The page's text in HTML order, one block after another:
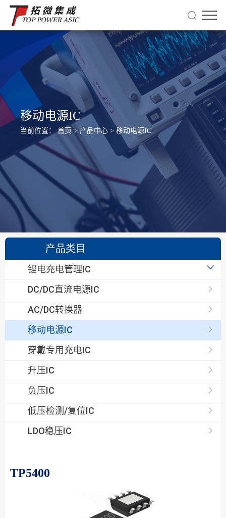
移动电源IC
当前位置：首页>产品中心 > 移动电源IC
产品类目
锂电充电管理IC
线性充电IC
开关型充电IC
DC/DC直流电源IC
AC/DC转换器
移动电源IC
穿戴专用充电IC
升压IC
负压IC
低压检测/复位IC
LDO稳压IC
TP5400